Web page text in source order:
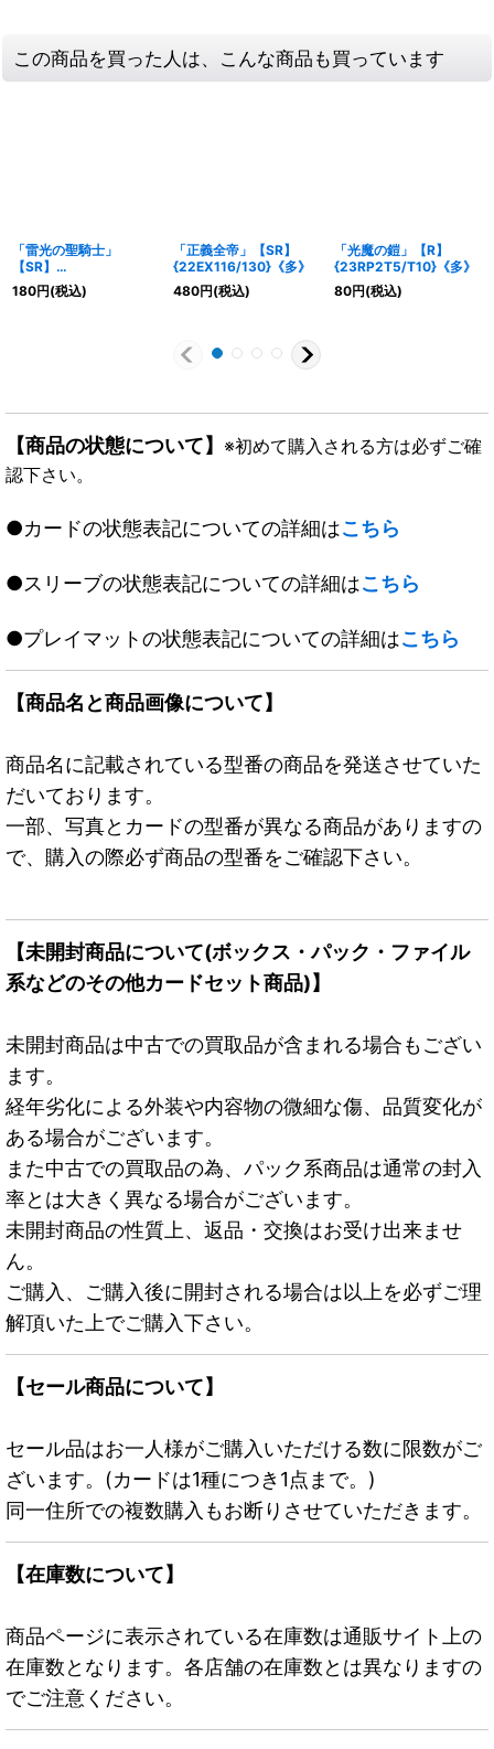
この商品を買った人は、こんな商品も買っています
「雷光の聖騎士」
【SR】
{RP21TR8/TR10}
《多》
180円(税込)
「正義全帝」【SR】
{22EX116/130}《多》
480円(税込)
「光魔の鎧」【R】
{23RP2T5/T10}《多》
80円(税込)
【商品の状態について】 ※初めて購入される方は必ずご確
認下さい。
●カードの状態表記についての詳細はこちら
●スリーブの状態表記についての詳細はこちら
●プレイマットの状態表記についての詳細はこちら
【商品名と商品画像について】
商品名に記載されている型番の商品を発送させていた
だいております。
一部、写真とカードの型番が異なる商品がありますの
で、購入の際必ず商品の型番をご確認下さい。
【未開封商品について(ボックス・パック・ファイル
系などのその他カードセット商品)】
未開封商品は中古での買取品が含まれる場合もござい
ます。
経年劣化による外装や内容物の微細な傷、品質変化が
ある場合がございます。
また中古での買取品の為、パック系商品は通常の封入
率とは大きく異なる場合がございます。
未開封商品の性質上、返品・交換はお受け出来ませ
ん。
ご購入、ご購入後に開封される場合は以上を必ずご理
解頂いた上でご購入下さい。
【セール商品について】
セール品はお一人様がご購入いただける数に限数がご
ざいます。(カードは1種につき1点まで。)
同一住所での複数購入もお断りさせていただきます。
【在庫数について】
商品ページに表示されている在庫数は通販サイト上の
在庫数となります。各店舗の在庫数とは異なりますの
でご注意ください。